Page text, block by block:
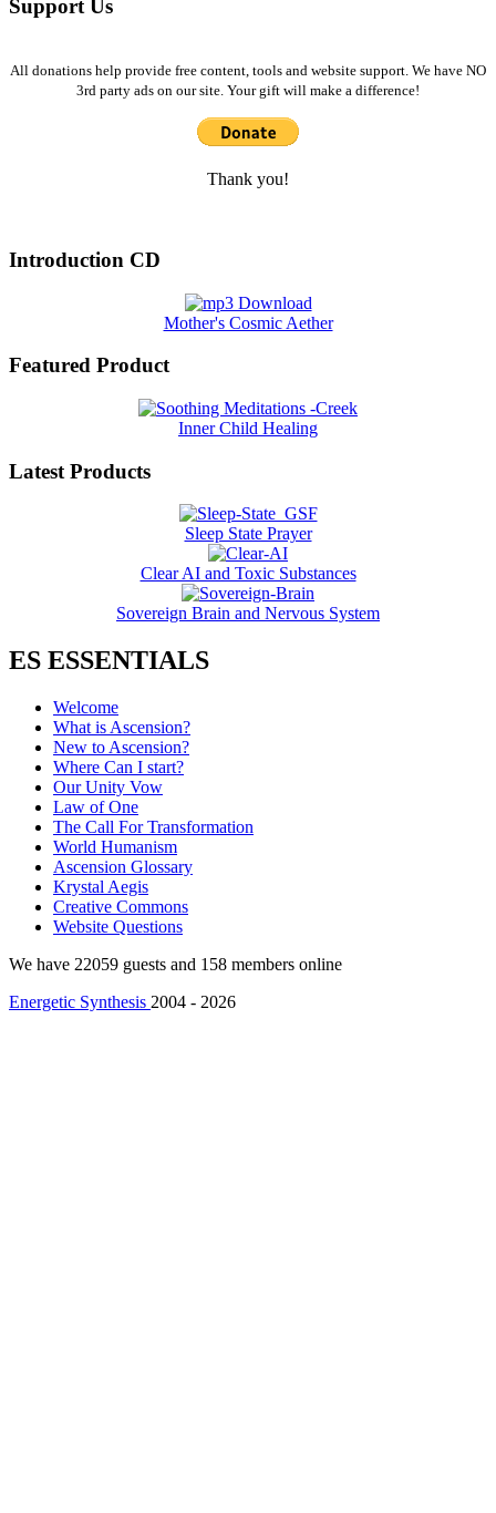
Support Us
All donations help provide free content, tools and website support. We have NO
3rd party ads on our site. Your gift will make a difference!
Thank you!
Introduction CD
Mother's Cosmic Aether
Featured Product
Inner Child Healing
Latest Products
Sleep State Prayer
Clear AI and Toxic Substances
Sovereign Brain and Nervous System
ES ESSENTIALS
Welcome
What is Ascension?
New to Ascension?
Where Can I start?
Our Unity Vow
Law of One
The Call For Transformation
World Humanism
Ascension Glossary
Krystal Aegis
Creative Commons
Website Questions
We have 22059 guests and 158 members online
Energetic Synthesis 2004 - 2026